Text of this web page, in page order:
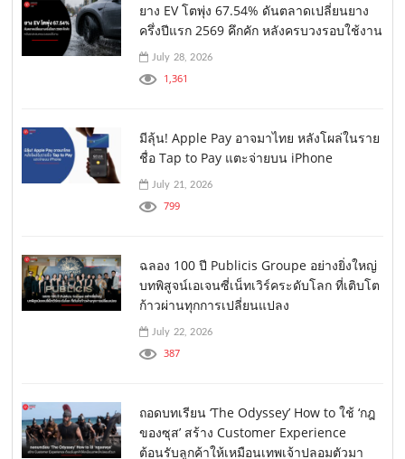
ยาง EV โตพุ่ง 67.54% ดันตลาดเปลี่ยนยาง
ครึ่งปีแรก 2569 คึกคัก หลังครบวงรอบใช้งาน
July 28, 2026
1,361
มีลุ้น! Apple Pay อาจมาไทย หลังโผล่ในราย
ชื่อ Tap to Pay แตะจ่ายบน iPhone
July 21, 2026
799
ฉลอง 100 ปี Publicis Groupe อย่างยิ่งใหญ่
บทพิสูจน์เอเจนซี่เน็ทเวิร์คระดับโลก ที่เติบโต
ก้าวผ่านทุกการเปลี่ยนแปลง
July 22, 2026
387
ถอดบทเรียน ‘The Odyssey’ How to ใช้ ‘กฎ
ของซุส’ สร้าง Customer Experience
ต้อนรับลูกค้าให้เหมือนเทพเจ้าปลอมตัวมา